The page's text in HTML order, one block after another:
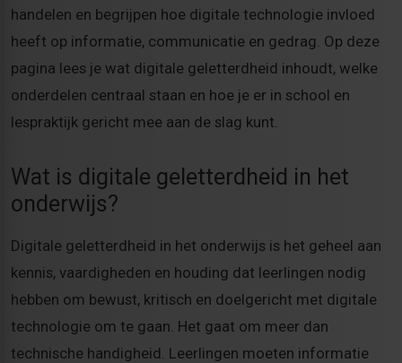
handelen en begrijpen hoe digitale technologie invloed
heeft op informatie, communicatie en gedrag. Op deze
pagina lees je wat digitale geletterdheid inhoudt, welke
onderdelen centraal staan en hoe je er in school en
lespraktijk gericht mee aan de slag kunt.
Wat is digitale geletterdheid in het
onderwijs?
Digitale geletterdheid in het onderwijs is het geheel aan
kennis, vaardigheden en houding dat leerlingen nodig
hebben om bewust, kritisch en doelgericht met digitale
technologie om te gaan. Het gaat om meer dan
technische handigheid. Leerlingen moeten informatie